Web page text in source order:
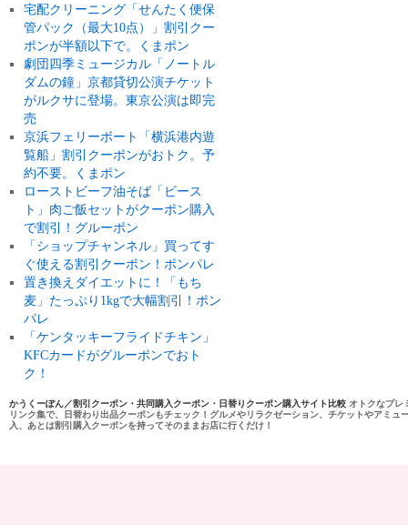
宅配クリーニング「せんたく便保
管パック（最大10点）」割引クー
ポンが半額以下で。くまポン
劇団四季ミュージカル「ノートル
ダムの鐘」京都貸切公演チケット
がルクサに登場。東京公演は即完
売
京浜フェリーボート「横浜港内遊
覧船」割引クーポンがおトク。予
約不要。くまポン
ローストビーフ油そば「ビース
ト」肉ご飯セットがクーポン購入
で割引！グルーポン
「ショップチャンネル」買ってす
ぐ使える割引クーポン！ポンパレ
置き換えダイエットに！「もち
麦」たっぷり1kgで大幅割引！ポン
パレ
「ケンタッキーフライドチキン」
KFCカードがグルーポンでおト
ク！
かうくーぽん／割引クーポン・共同購入クーポン・日替りクーポン購入サイト比較 オトクなプレ
リンク集で、日替わり出品クーポンもチェック！グルメやリラクゼーション、チケットやアミ
入、あとは割引購入クーポンを持ってそのままお店に行くだけ！